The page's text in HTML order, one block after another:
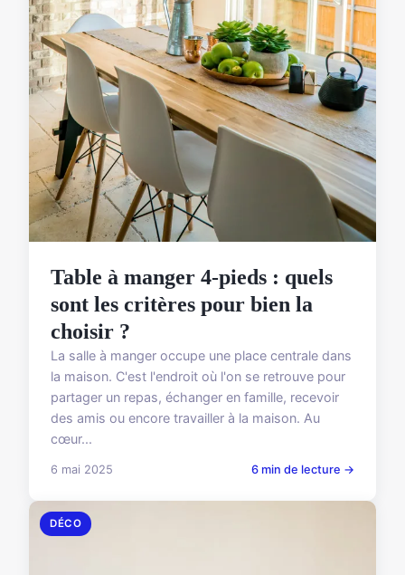
Table à manger 4-pieds : quels
sont les critères pour bien la
choisir ?
La salle à manger occupe une place centrale dans
la maison. C'est l'endroit où l'on se retrouve pour
partager un repas, échanger en famille, recevoir
des amis ou encore travailler à la maison. Au
cœur...
6 mai 2025 6 min de lecture →
DÉCO